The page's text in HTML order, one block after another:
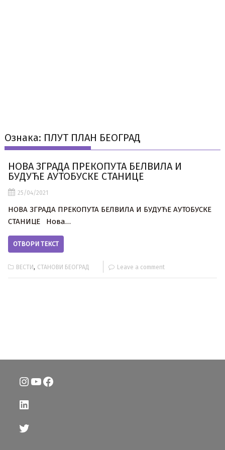
Ознака: ПЛУТ ПЛАН БЕОГРАД
НОВА ЗГРАДА ПРЕКОПУТА БЕЛВИЛА И
БУДУЋЕ АУТОБУСКЕ СТАНИЦЕ
25/04/2021
НОВА ЗГРАДА ПРЕКОПУТА БЕЛВИЛА И БУДУЋЕ АУТОБУСКЕ
СТАНИЦЕ Нова…
ОТВОРИ ТЕКСТ
ВЕСТИ, СТАНОВИ БЕОГРАД Leave a comment
Instagram
YouTube
Facebook
LinkedIn
Twitter